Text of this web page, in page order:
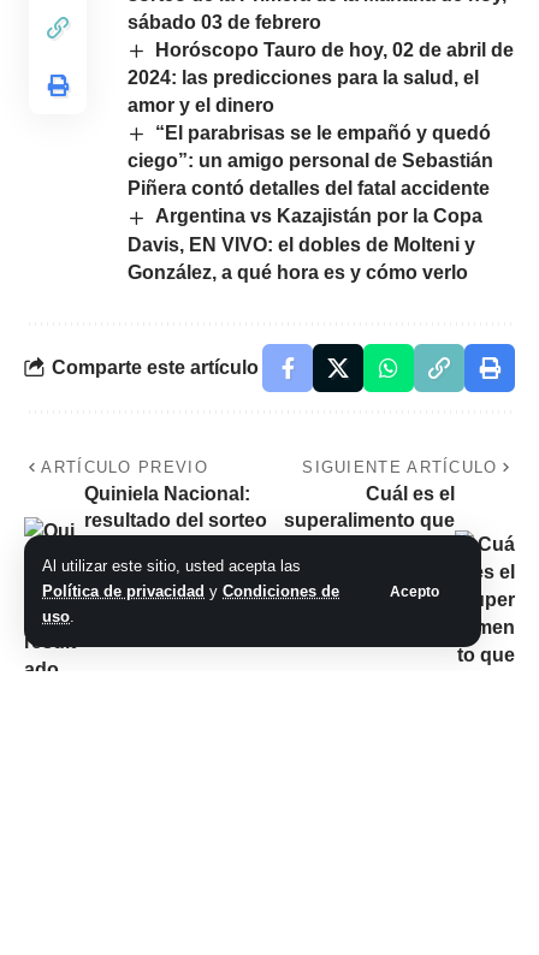
Al utilizar este sitio, usted acepta las
Política de privacidad y Condiciones de
uso.
Acepto
sábado 03 de febrero
Horóscopo Tauro de hoy, 02 de abril de
2024: las predicciones para la salud, el
amor y el dinero
“El parabrisas se le empañó y quedó
ciego”: un amigo personal de Sebastián
Piñera contó detalles del fatal accidente
Argentina vs Kazajistán por la Copa
Davis, EN VIVO: el dobles de Molteni y
González, a qué hora es y cómo verlo
Comparte este artículo
ARTÍCULO PREVIO
Quiniela Nacional:
resultado del sorteo
hoy, lunes 06 de
noviembre
SIGUIENTE ARTÍCULO
Cuál es el
superalimento que
mañana según la
Universidad de